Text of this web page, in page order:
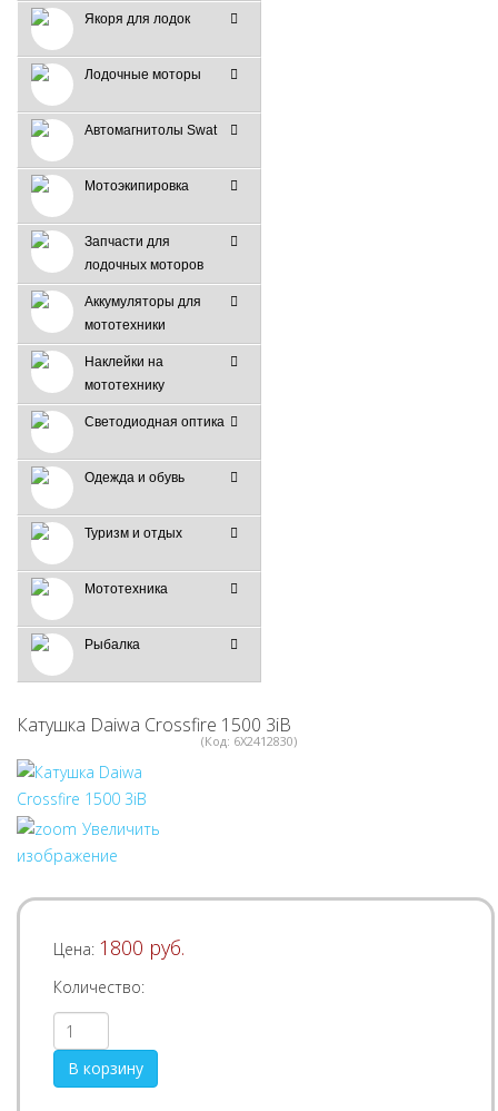
Якоря для лодок
Лодочные моторы
Автомагнитолы Swat
Мотоэкипировка
Запчасти для
лодочных моторов
Аккумуляторы для
мототехники
Наклейки на
мототехнику
Светодиодная оптика
Одежда и обувь
Туризм и отдых
Мототехника
Рыбалка
Катушка Daiwa Crossfire 1500 3iB
(Код: 6X2412830)
Увеличить
изображение
Цена: 1800 руб.
Количество: